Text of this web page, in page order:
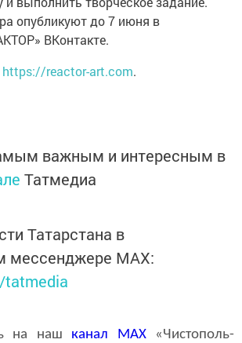
опубликуют до 7 июня в
ВКонтакте.
https://reactor-art.com.
важным и интересным в
Татмедиа
Татарстана в
мессенджере MАХ:
на наш канал MAX«Чистополь-